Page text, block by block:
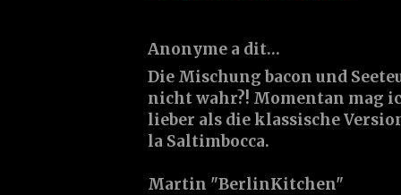
Anonyme a dit…
Die Mischung bacon und
nicht wahr?! Momentan mag
lieber als die klassische
la Saltimbocca.
Martin "BerlinKitchen"